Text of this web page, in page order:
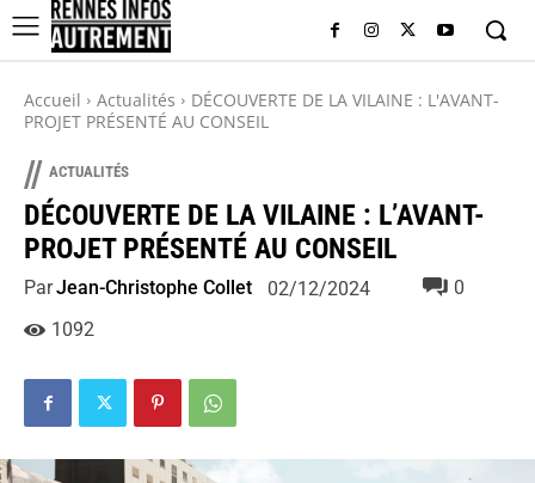
Accueil Actualités
DÉCOUVERTE DE LA VILAINE : L'AVANT-
PROJET PRÉSENTÉ AU CONSEIL
// ACTUALITÉS
DÉCOUVERTE DE LA VILAINE : L’AVANT-
PROJET PRÉSENTÉ AU CONSEIL
ParJean-Christophe Collet 02/12/2024
0
1092